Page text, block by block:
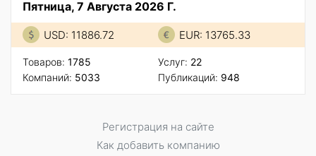
Пятница, 7 Августа 2026 Г.
USD: 11886.72 EUR: 13765.33
Товаров: 1785
Компаний: 5033
Услуг: 22
Публикаций: 948
Регистрация на сайте
Как добавить компанию